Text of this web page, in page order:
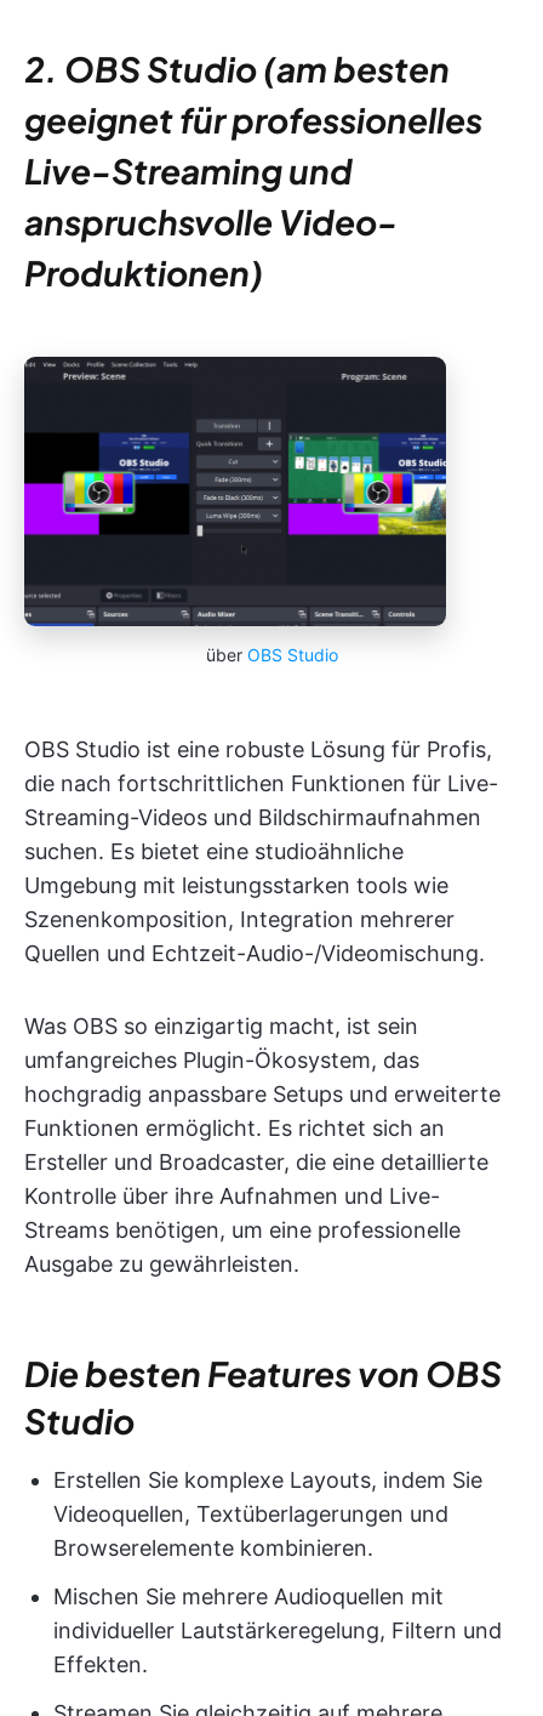
2. OBS Studio (am besten
geeignet für professionelles
Live-Streaming und
anspruchsvolle Video-
Produktionen)
über OBS Studio
OBS Studio ist eine robuste Lösung für Profis,
die nach fortschrittlichen Funktionen für Live-
Streaming-Videos und Bildschirmaufnahmen
suchen. Es bietet eine studioähnliche
Umgebung mit leistungsstarken tools wie
Szenenkomposition, Integration mehrerer
Quellen und Echtzeit-Audio-/Videomischung.
Was OBS so einzigartig macht, ist sein
umfangreiches Plugin-Ökosystem, das
hochgradig anpassbare Setups und erweiterte
Funktionen ermöglicht. Es richtet sich an
Ersteller und Broadcaster, die eine detaillierte
Kontrolle über ihre Aufnahmen und Live-
Streams benötigen, um eine professionelle
Ausgabe zu gewährleisten.
Die besten Features von OBS
Studio
Erstellen Sie komplexe Layouts, indem Sie
Videoquellen, Textüberlagerungen und
Browserelemente kombinieren.
Mischen Sie mehrere Audioquellen mit
individueller Lautstärkeregelung, Filtern und
Effekten.